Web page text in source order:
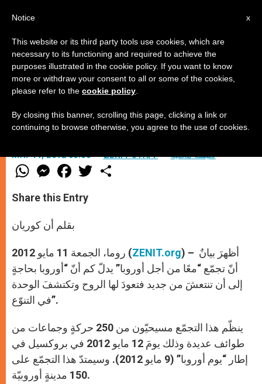
كي تعودَ الروح لأوروبا
تجمّع “معًا من أجل أوروبا”
MAY 11, 2012 00:00 ZENIT STAFF كنيسة محليّة
W
h
t
s
p
p
M
e
s
e
g
e
F
a
e
b
k
w
Share this Entry
بقلم أن كوريان
روما، الجمعة 11 مايو 2012 (ZENIT.org) – أظهرَ بيانٌ
أنّ تجمّع “معًا من أجل أوروبا” يدلّ كم أنّ “أوروبا بحاجةٍ
إلى أن تنتعشَ من جديد فتعودَ لها الروح وتكتشفَ الوحدة
في التنوّع”.
ينظّم هذا التجمّع مسيحيّون من 250 حركةٍ وجماعات من
طوائف عديدة وذلك يومَ 12 مايو 2012 في بروكسيل في
إطار “يوم أوروبا” (9 مايو 2012). وسيمتدّ هذا التجمّع على
150 مدينةٍ أوروبيّة.
x
Notice
This website or its third party tools use cookies, which are
necessary to its functioning and required to achieve the
purposes illustrated in the cookie policy. If you want to know
more or withdraw your consent to all or some of the cookies,
please refer to the cookie policy
By closing this banner, scrolling this page, clicking a link or
continuing to browse otherwise, you agree to the use of cookies.